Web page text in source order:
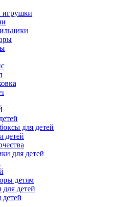
для детей
детей
для детей
детям
детей
детей